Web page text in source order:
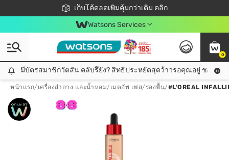
เก็บโค้ดลดเพิ่มคุ้มกว่าเดิม คลิก
ชอปออนไลน์ครั้งแรก ลดเพิ่มจุก ๆ 10%! 🎉
📦ส่งฟรี! เมื่อชอป 499฿
สมาชิกวัตสัน คลับดียังไง?
Watsons Services
0
มีบัตรสมาชิกวัตสัน คลับรึยัง? สิทธิประหยัดสุดว้าวรอคุณอยู่ ชอปคุ้มกว่าเดิม คลิก!
มีบัตรสมาชิกวัตสัน คลับรึยัง? สิทธิประหยัดสุดว้าวรอคุณอยู่ ชอปคุ้มก
หน้าแรก/ เครื่องสำอาง และน้ำหอม/ เมคอัพ เฟส/ รองพื้น/#L'OREAL